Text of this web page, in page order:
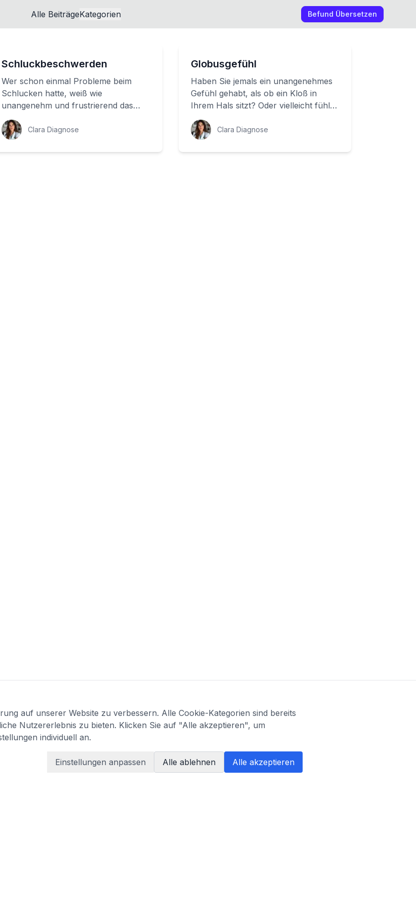
Alle BeiträgeKategorien Befund Übersetzen
Schluckbeschwerden
Wer schon einmal Probleme beim
Schlucken hatte, weiß wie
unangenehm und frustrierend das
sein kann. Schluckbeschwerden
können durch verschiedene Ursac...
Clara Diagnose
Globusgefühl
Haben Sie jemals ein unangenehmes
Gefühl gehabt, als ob ein Kloß in
Ihrem Hals sitzt? Oder vielleicht fühlt
sich Ihr Hals einfach eng an? Dann
sind Si...Clara Diagnose
auf unserer Website zu verbessern. Alle Cookie-Kategorien sind bereits
Nutzererlebnis zu bieten. Klicken Sie auf "Alle akzeptieren", um
individuell an.
Einstellungen anpassen Alle ablehnen Alle akzeptieren